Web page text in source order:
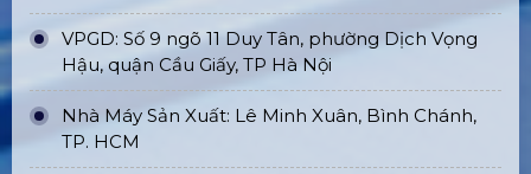
VPGD: Số 9 ngõ 11 Duy Tân, phường Dịch Vọng
Hậu, quận Cầu Giấy, TP Hà Nội
Nhà Máy Sản Xuất: Lê Minh Xuân, Bình Chánh,
TP. HCM